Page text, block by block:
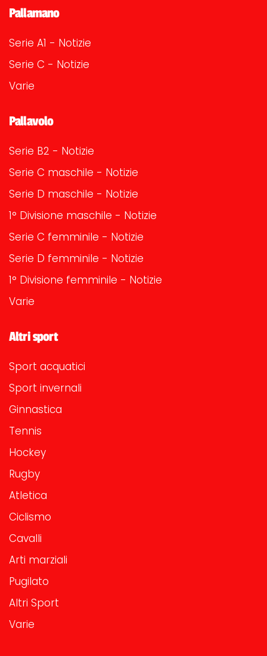
Pallamano
Serie A1 - Notizie
Serie C - Notizie
Varie
Pallavolo
Serie B2 - Notizie
Serie C maschile - Notizie
Serie D maschile - Notizie
1° Divisione maschile - Notizie
Serie C femminile - Notizie
Serie D femminile - Notizie
1° Divisione femminile - Notizie
Varie
Altri sport
Sport acquatici
Sport invernali
Ginnastica
Tennis
Hockey
Rugby
Atletica
Ciclismo
Cavalli
Arti marziali
Pugilato
Altri Sport
Varie